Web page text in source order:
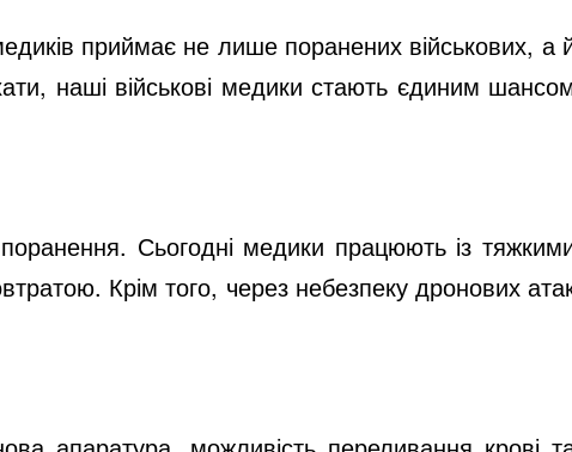
приймає не лише поранених військових, а
наші військові медики стають єдиним
Сьогодні медики працюють із
Крім того, через небезпеку дронових